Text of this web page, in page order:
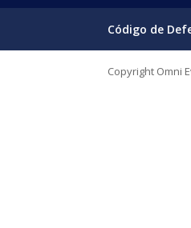
Código de
Copyright Omni